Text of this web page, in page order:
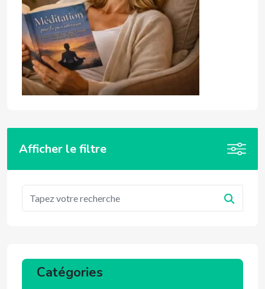
Afficher le filtre
Catégories